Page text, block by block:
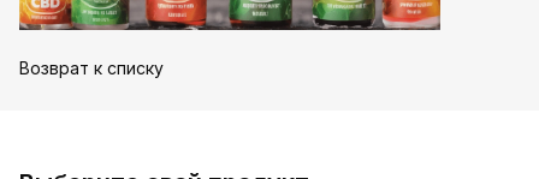
Возврат к списку